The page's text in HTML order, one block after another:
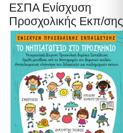
ΕΣΠΑ Ενίσχυση
Προσχολικής Εκπ/σης